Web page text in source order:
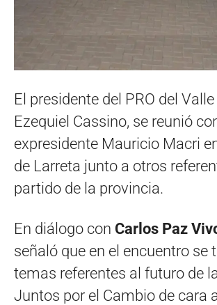
El presidente del PRO del
Ezequiel Cassino, se reunió
expresidente Mauricio Macri
de Larreta junto a otros
partido de la provincia.
En diálogo con Carlos Paz
señaló que en el encuentro se
temas referentes al futuro de
Juntos por el Cambio de cara